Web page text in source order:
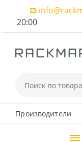
20:00
Производители